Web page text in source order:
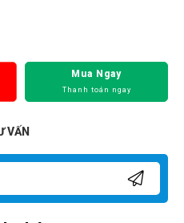
Mua Ngay
Thanh toán ngay
VẤN